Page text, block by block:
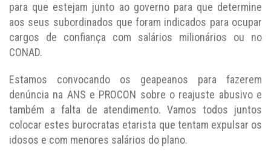
para que estejam junto ao governo para que determine
aos seus subordinados que foram indicados para ocupar
cargos de confiança com salários milionários ou no
CONAD.
Estamos convocando os geapeanos para fazerem
denúncia na ANS e PROCON sobre o reajuste abusivo e
também a falta de atendimento. Vamos todos juntos
colocar estes burocratas etarista que tentam expulsar os
idosos e com menores salários do plano.